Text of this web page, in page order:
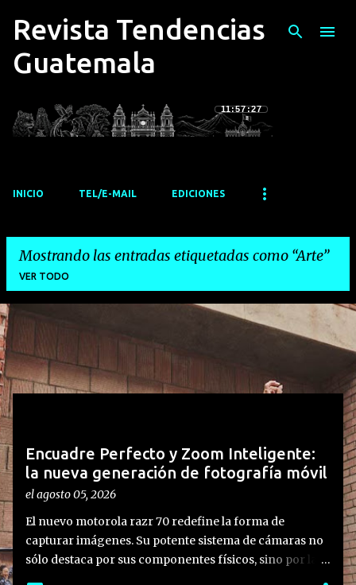
Ir al contenido principal
Revista Tendencias
Guatemala
11:57:28
INICIO TEL/E-MAIL EDICIONES
Mostrando las entradas etiquetadas como Arte
VER TODO
E
n
t
r
a
d
a
s
Encuadre Perfecto y Zoom Inteligente:
la nueva generación de fotografía móvil
elagosto 05, 2026
El nuevo motorola razr 70 redefine la forma de
capturar imágenes. Su potente sistema de cámaras no
sólo destaca por sus componentes físicos, sino por la